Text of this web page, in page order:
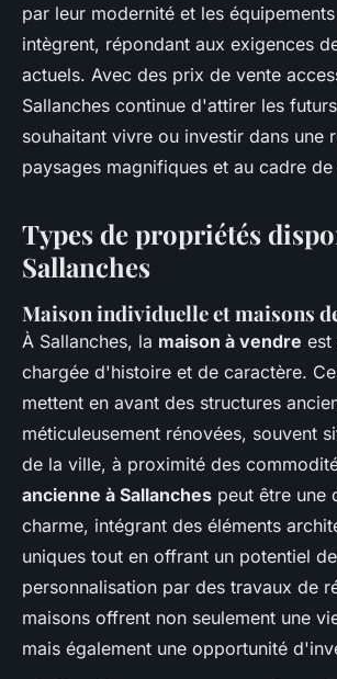
par leur modernité et les
intègrent, répondant aux exigences
actuels. Avec des prix de vente
Sallanches continue d'attirer les
souhaitant vivre ou investir dans une
paysages magnifiques et au cadre
Types de propriétés
Sallanches
Maison individuelle et maisons
À Sallanches, la maison à vendre est
chargée d'histoire et de caractère.
mettent en avant des structures
méticuleusement rénovées, souvent
de la ville, à proximité des
ancienne à Sallanches peut être une
charme, intégrant des éléments
uniques tout en offrant un potentiel de
personnalisation par des travaux de
maisons offrent non seulement une
mais également une opportunité